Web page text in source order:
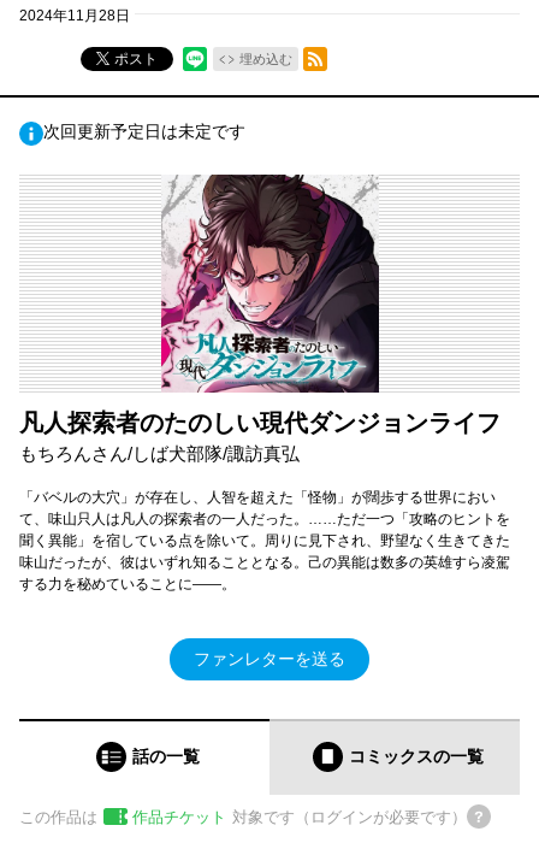
2024年11月28日
ポスト 埋め込む
RSSフィード
次回更新予定日は未定です
凡人探索者のたのしい現代ダンジョンライフ
もちろんさん/しば犬部隊/諏訪真弘
「バベルの大穴」が存在し、人智を超えた「怪物」が闊歩する世界におい
て、味山只人は凡人の探索者の一人だった。……ただ一つ「攻略のヒントを
聞く異能」を宿している点を除いて。周りに見下され、野望なく生きてきた
味山だったが、彼はいずれ知ることとなる。己の異能は数多の英雄すら凌駕
する力を秘めていることに――。
ファンレターを送る
話の一覧 コミックスの一覧
この作品は 作品チケット 対象です（ログインが必要です）